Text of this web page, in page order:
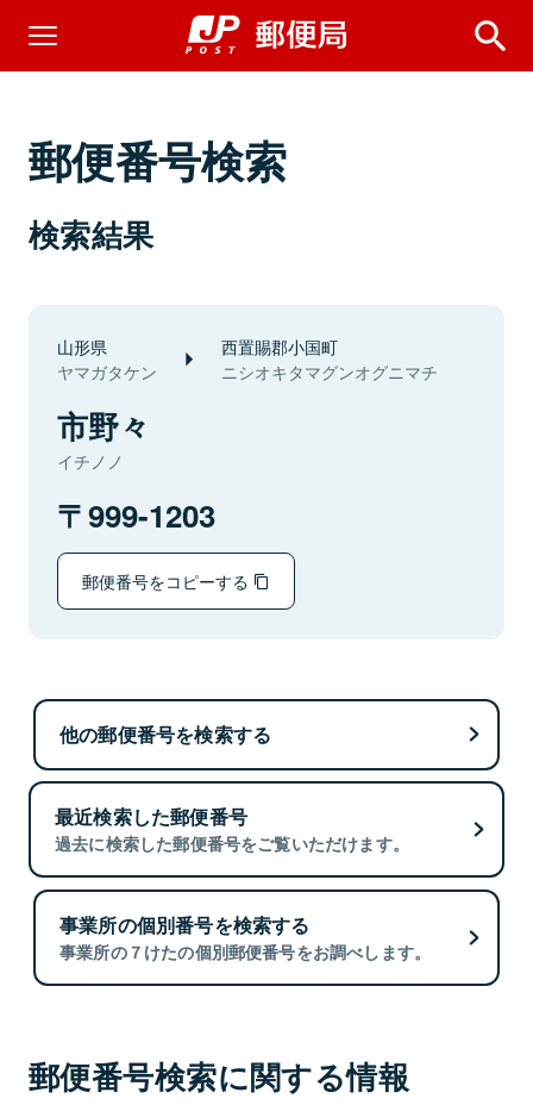
郵便番号検索
検索結果
山形県
ヤマガタケン
西置賜郡小国町
ニシオキタマグンオグニマチ
市野々
イチノノ
999-1203
郵便番号をコピーする
他の郵便番号を検索する
最近検索した郵便番号
過去に検索した郵便番号をご覧いただけます。
事業所の個別番号を検索する
事業所の７けたの個別郵便番号をお調べします。
郵便番号検索に関する情報